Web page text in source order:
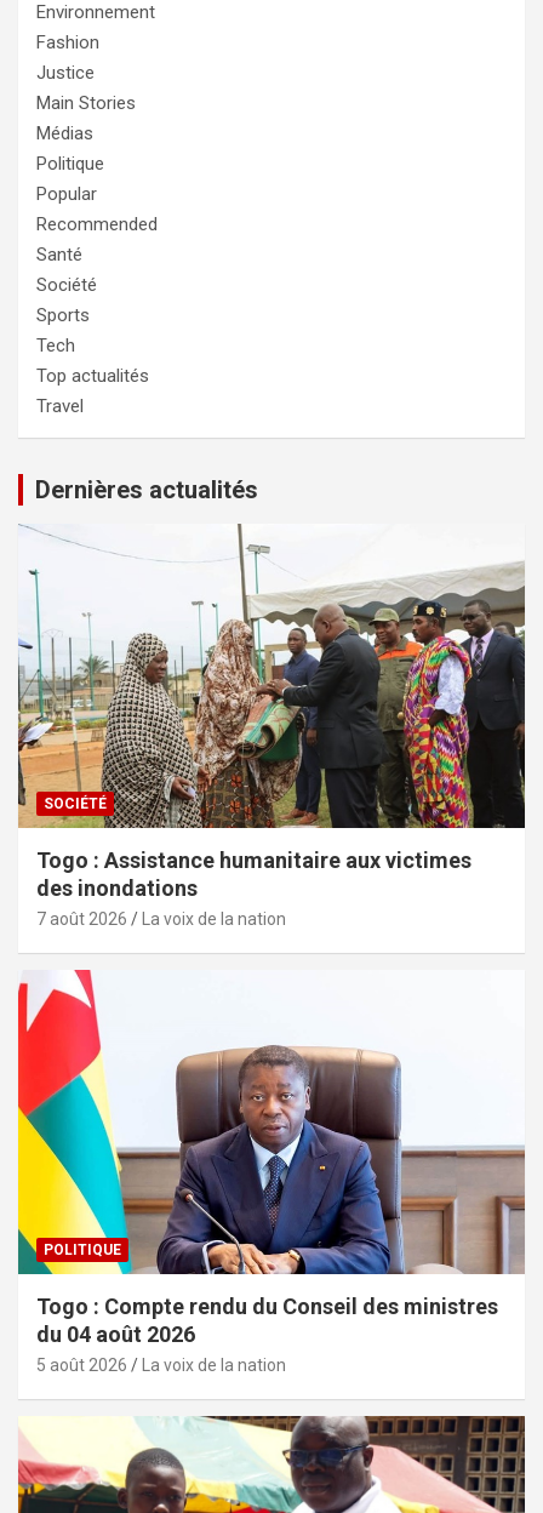
Environnement
Fashion
Justice
Main Stories
Médias
Politique
Popular
Recommended
Santé
Société
Sports
Tech
Top actualités
Travel
Dernières actualités
SOCIÉTÉ
Togo : Assistance humanitaire aux victimes
des inondations
7 août 2026 La voix de la nation
POLITIQUE
Togo : Compte rendu du Conseil des ministres
du 04 août 2026
5 août 2026 La voix de la nation